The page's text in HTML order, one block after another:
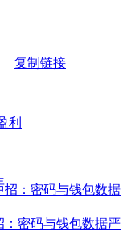
复制链接
利
：密码与钱包数据严